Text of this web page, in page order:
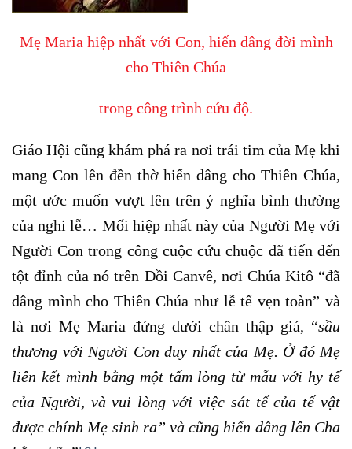
Mẹ Maria hiệp nhất với Con, hiến dâng đời mình
cho Thiên Chúa
trong công trình cứu độ.
Giáo Hội cũng khám phá ra nơi trái tim của Mẹ khi
mang Con lên đền thờ hiến dâng cho Thiên Chúa,
một ước muốn vượt lên trên ý nghĩa bình thường
của nghi lễ… Mối hiệp nhất này của Người Mẹ với
Người Con trong công cuộc cứu chuộc đã tiến đến
tột đỉnh của nó trên Đồi Canvê, nơi Chúa Kitô “đã
dâng mình cho Thiên Chúa như lễ tế vẹn toàn” và
là nơi Mẹ Maria đứng dưới chân thập giá, “sầu
thương với Người Con duy nhất của Mẹ. Ở đó Mẹ
liên kết mình bằng một tấm lòng từ mẫu với hy tế
của Người, và vui lòng với việc sát tế của tế vật
được chính Mẹ sinh ra” và cũng hiến dâng lên Cha